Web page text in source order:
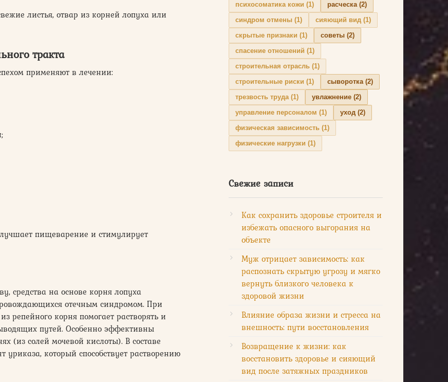
листья, отвар из корней лопуха или
тракта
применяют в лечении:
пищеварение и стимулирует
средства на основе корня лопуха
отечным синдромом. При
репейного корня помогает растворять и
путей. Особенно эффективны
(из солей мочевой кислоты). В составе
который способствует растворению
психосоматика кожи (1) расческа(2)
синдром отмены (1) сияющий вид (1)
скрытые признаки (1) советы (2)
спасение отношений (1)
строительная отрасль (1)
строительные риски (1) сыворотка(2)
трезвость труда(1) увлажнение (2)
управление персоналом (1) уход (2)
физическая зависимость (1)
физические нагрузки (1)
Свежие записи
Как сохранить здоровье строителя и
избежать опасного выгорания на
объекте
Муж отрицает зависимость: как
распознать скрытую угрозу и мягко
вернуть близкого человека к
здоровой жизни
Влияние образа жизни и стресса на
внешность: пути восстановления
Возвращение к жизни: как
восстановить здоровье и сияющий
вид после затяжных праздников